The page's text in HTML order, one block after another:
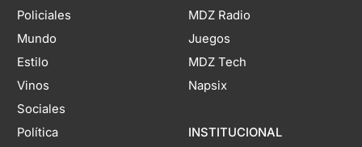
Policiales
Mundo
Estilo
Vinos
Sociales
Política
MDZ Radio
Juegos
MDZ Tech
Napsix
INSTITUCIONAL